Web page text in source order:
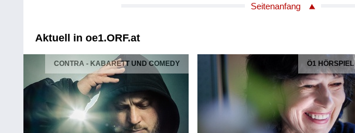
Titel: Kreisleriana. Fantasien für Klavier, op. 16
Länge: 03:35 min
Komponist/Komponistin: Robert Schumann
Album: Per aspera ad astra
* Nr. 6: Sehr langsam
Titel: Kreisleriana. Fantasien für Klavier, op. 16
Solist/Solistin: Andrey Denisenko /Klavier
Seitenanfang
Aktuell in oe1.ORF.at
CONTRA - KABARETT UND COMEDY Ö1 HÖRSPIEL